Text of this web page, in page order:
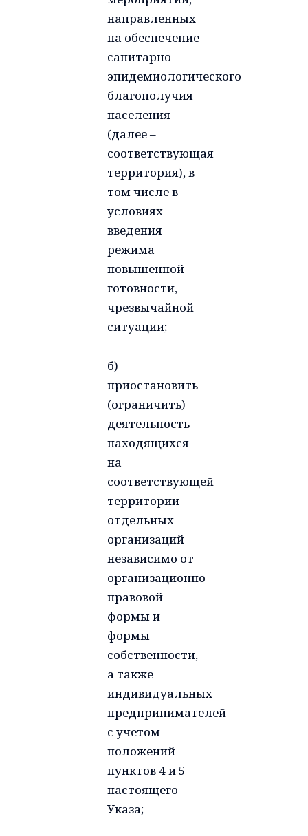
направленных
на обеспечение
санитарно-
эпидемиологического
благополучия
населения
(далее –
соответствующая
территория), в
том числе в
условиях
введения
режима
повышенной
готовности,
чрезвычайной
ситуации;
б)
приостановить
(ограничить)
деятельность
находящихся
на
соответствующей
территории
отдельных
организаций
независимо от
организационно-
правовой
формы и
формы
собственности,
а также
индивидуальных
предпринимателей
с учетом
положений
пунктов 4 и 5
настоящего
Указа;